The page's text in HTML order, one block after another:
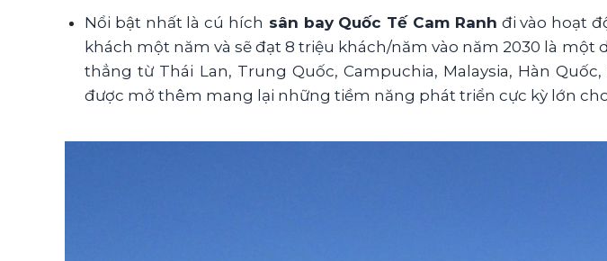
Nổi bật nhất là cú hích sân bay Quốc Tế Cam Ranh đi vào hoạt
khách một năm và sẽ đạt 8 triệu khách/năm vào năm 2030 là
thẳng từ Thái Lan, Trung Quốc, Campuchia, Malaysia, Hàn
được mở thêm mang lại những tiềm năng phát triển cực kỳ lớn